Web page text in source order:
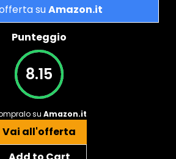
suAmazon.it
Punteggio
8.15
su Amazon.it
Vai all'offerta